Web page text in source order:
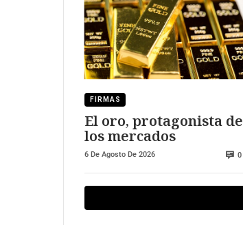
FIRMAS
El oro, protagonista de
los mercados
6 De Agosto De 2026 0